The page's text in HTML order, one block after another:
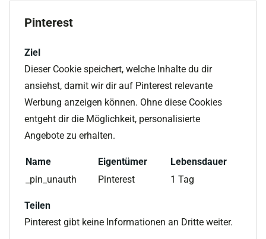
Pinterest
Ziel
Dieser Cookie speichert, welche Inhalte du dir
ansiehst, damit wir dir auf Pinterest relevante
Werbung anzeigen können. Ohne diese Cookies
entgeht dir die Möglichkeit, personalisierte
Angebote zu erhalten.
Name Eigentümer
Lebensdauer
_pin_unauth
Pinterest 1 Tag
Teilen
Pinterest gibt keine Informationen an Dritte weiter.